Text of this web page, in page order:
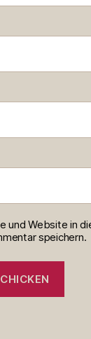
und Website in
speichern.